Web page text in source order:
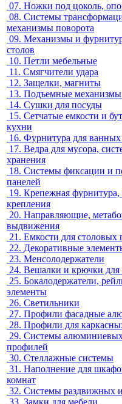
07. Ножки под цоколь,
08. Системы
механизмы поворота
09. Механизмы и
столов
10. Петли мебельные
11. Смягчители удара
12. Защелки, магниты
13. Подъемные механизмы
14. Сушки для посуды
15. Сетчатые емкости и
кухни
16. Фурнитура для ванных
17. Ведра для мусора,
хранения
18. Системы фиксации и
панелей
19. Крепежная
крепления
20. Направляющие,
выдвижения
21. Емкости для столовых
22. Декоративные
23. Менсолодержатели
24. Вешалки и крючки
25. Бокалодержатели,
элементы
26. Светильники
27. Профили фасадные
28. Профили для
29. Системы
профилей
30. Стеллажные системы
31. Наполнение для
комнат
32. Системы раздвижных
33. Замки для мебели